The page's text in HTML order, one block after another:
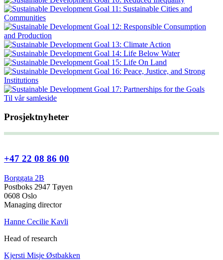
Til vår samleside
Prosjektnyheter
+47 22 08 86 00
Borggata 2B
Postboks 2947 Tøyen
0608 Oslo
Managing director
Hanne Cecilie Kavli
Head of research
Kjersti Misje Østbakken